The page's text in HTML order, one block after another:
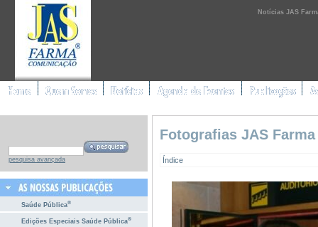
Notícias JAS
pesquisa avançada
Saúde Pública®
Edições Especiais Saúde Pública®
Fotografias JAS
Índice